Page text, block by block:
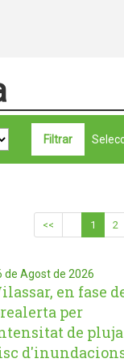
<< 1 2
Agost de 2026
en fase
per
de